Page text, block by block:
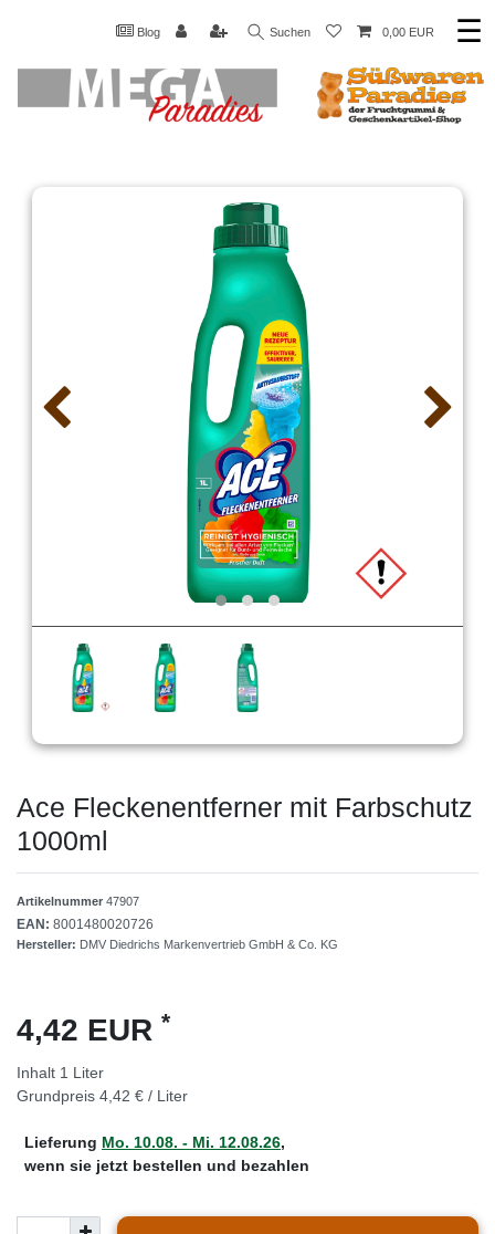
Blog Suchen 0,00 EUR ☰
Ace Fleckenentferner mit Farbschutz
1000ml
Artikelnummer 47907
EAN: 8001480020726
Hersteller: DMV Diedrichs Markenvertrieb GmbH & Co. KG
4,42 EUR *
Inhalt 1 Liter
Grundpreis 4,42 € / Liter
Lieferung Mo. 10.08. - Mi. 12.08.26,
wenn sie jetzt bestellen und bezahlen